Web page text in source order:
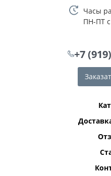
Часы
ПН-ПТ
+7